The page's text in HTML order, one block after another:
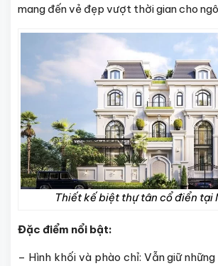
mang đến vẻ đẹp vượt thời gian cho
Thiết kế biệt thự tân cổ điển tại
Đặc điểm nổi bật:
– Hình khối và phào chỉ: Vẫn giữ